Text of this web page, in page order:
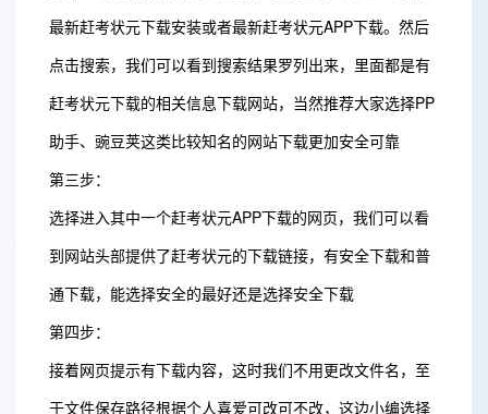
最新赶考状元下载安装或者最新赶考状元APP下载。然后
点击搜索，我们可以看到搜索结果罗列出来，里面都是有
赶考状元下载的相关信息下载网站，当然推荐大家选择PP
助手、豌豆荚这类比较知名的网站下载更加安全可靠
第三步：
选择进入其中一个赶考状元APP下载的网页，我们可以看
到网站头部提供了赶考状元的下载链接，有安全下载和普
通下载，能选择安全的最好还是选择安全下载
第四步：
接着网页提示有下载内容，这时我们不用更改文件名，至
于文件保存路径根据个人喜爱可改可不改，这边小编选择